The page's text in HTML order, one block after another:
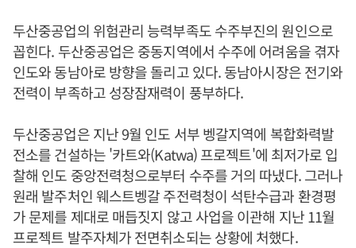
두산중공업의 위험관리 능력부족도 수주부진의 원인으로
꼽힌다. 두산중공업은 중동지역에서 수주에 어려움을 겪자
인도와 동남아로 방향을 돌리고 있다. 동남아시장은 전기와
전력이 부족하고 성장잠재력이 풍부하다.
두산중공업은 지난 9월 인도 서부 벵갈지역에 복합화력발
전소를 건설하는 '카트와(Katwa) 프로젝트'에 최저가로 입
찰해 인도 중앙전력청으로부터 수주를 거의 따냈다. 그러나
원래 발주처인 웨스트벵갈 주전력청이 석탄수급과 환경평
가 문제를 제대로 매듭짓지 않고 사업을 이관해 지난 11월
프로젝트 발주자체가 전면취소되는 상황에 처했다.